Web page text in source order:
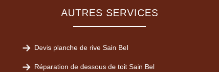
AUTRES SERVICES
Devis planche de rive Sain Bel
Réparation de dessous de toit Sain Bel